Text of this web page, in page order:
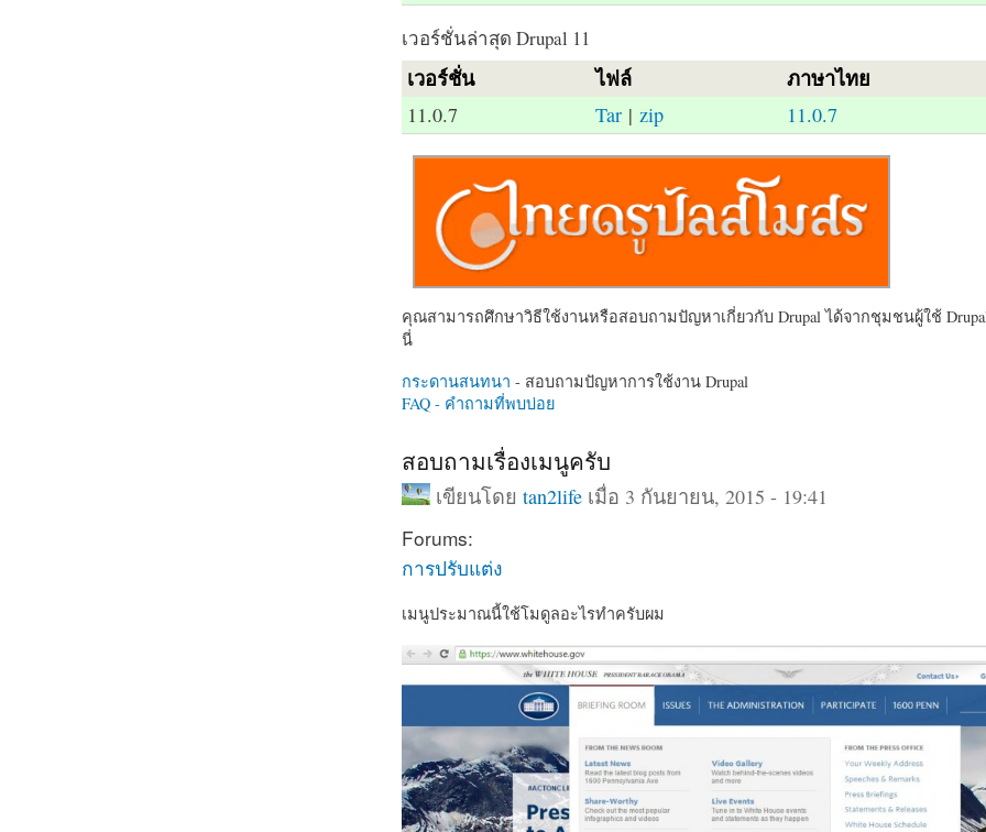
เวอร์ชั่นล่าสุด Drupal 11
เวอร์ชั่น ไฟล์ ภาษาไทย
11.0.7 Tar| zip 11.0.7
คุณสามารถศึกษาวิธีใช้งานหรือสอบถามปัญหาเกี่ยวกับ Drupal ได้จากชุมชนผู้ใช้
นี่
กระดานสนทนา - สอบถามปัญหาการใช้งาน Drupal
FAQ - คำถามที่พบบ่อย
สอบถามเรื่องเมนูครับ
เขียนโดยtan2life เมื่อ 3 กันยายน, 2015 - 19:41
Forums:
การปรับแต่ง
เมนูประมาณนี้ใช้โมดูลอะไรทำครับผม